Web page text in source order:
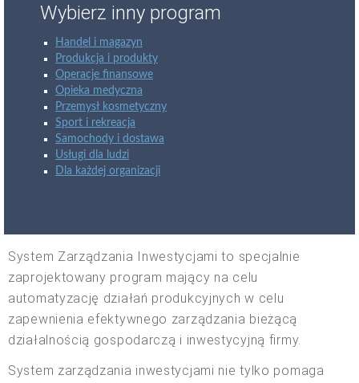
Wybierz inny program
Handel i magazyn
Produkcja i produkty
Operacje finansowe
Opieka medyczna
Przemysł kosmetyczny
Sport i rekreacja
Samochody i dostawa
Usługi dla ludzi
Dla każdej organizacji
System Zarządzania Inwestycjami to specjalnie
zaprojektowany program mający na celu
automatyzację działań produkcyjnych w celu
zapewnienia efektywnego zarządzania bieżącą
działalnością gospodarczą i inwestycyjną firmy.
System zarządzania inwestycjami nie tylko pomaga